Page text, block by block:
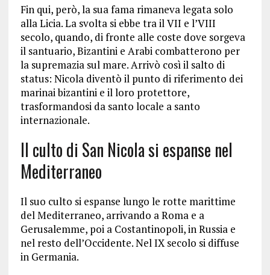
Fin qui, però, la sua fama rimaneva legata solo
alla Licia. La svolta si ebbe tra il VII e l’VIII
secolo, quando, di fronte alle coste dove sorgeva
il santuario, Bizantini e Arabi combatterono per
la supremazia sul mare. Arrivò così il salto di
status: Nicola diventò il punto di riferimento dei
marinai bizantini e il loro protettore,
trasformandosi da santo locale a santo
internazionale.
Il culto di San Nicola si espanse nel
Mediterraneo
Il suo culto si espanse lungo le rotte marittime
del Mediterraneo, arrivando a Roma e a
Gerusalemme, poi a Costantinopoli, in Russia e
nel resto dell’Occidente. Nel IX secolo si diffuse
in Germania.